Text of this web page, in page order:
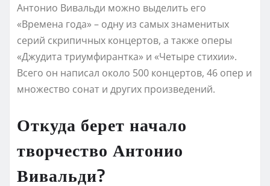
Антонио Вивальди можно выделить его
«Времена года» – одну из самых знаменитых
серий скрипичных концертов, а также оперы
«Джудита триумфирантка» и «Четыре стихии».
Всего он написал около 500 концертов, 46 опер и
множество сонат и других произведений.
Откуда берет начало
творчество Антонио
Вивальди?